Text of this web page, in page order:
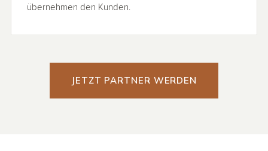
übernehmen den Kunden.
JETZT PARTNER WERDEN